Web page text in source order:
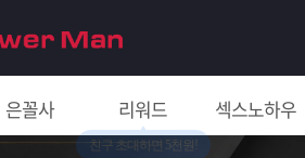
은꼴사 리워드
친구 초대하면 5천원!
섹스노하우